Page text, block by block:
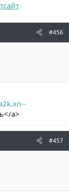
сайт
#456
a>
#457